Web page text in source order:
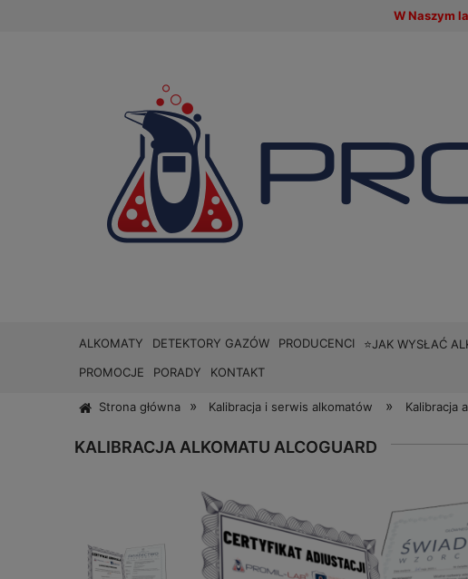
W Naszym
ALKOMATY DETEKTORY GAZÓW PRODUCENCI ⭐JAK WYSŁAĆ
PROMOCJE
PORADY KONTAKT
Strona główna » Kalibracja i serwis alkomatów » Kalibracja
KALIBRACJA ALKOMATU ALCOGUARD